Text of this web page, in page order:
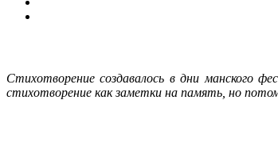
Стихотворение создавалось в дни манского
стихотворение как заметки на память, но